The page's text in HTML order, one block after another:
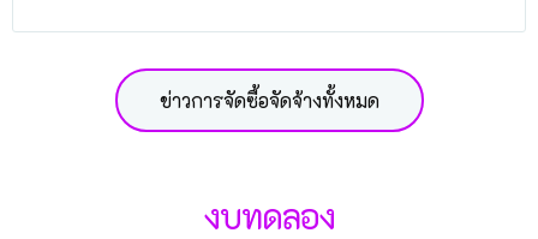
ข่าวการจัดซื้อจัดจ้างทั้งหมด
งบทดลอง